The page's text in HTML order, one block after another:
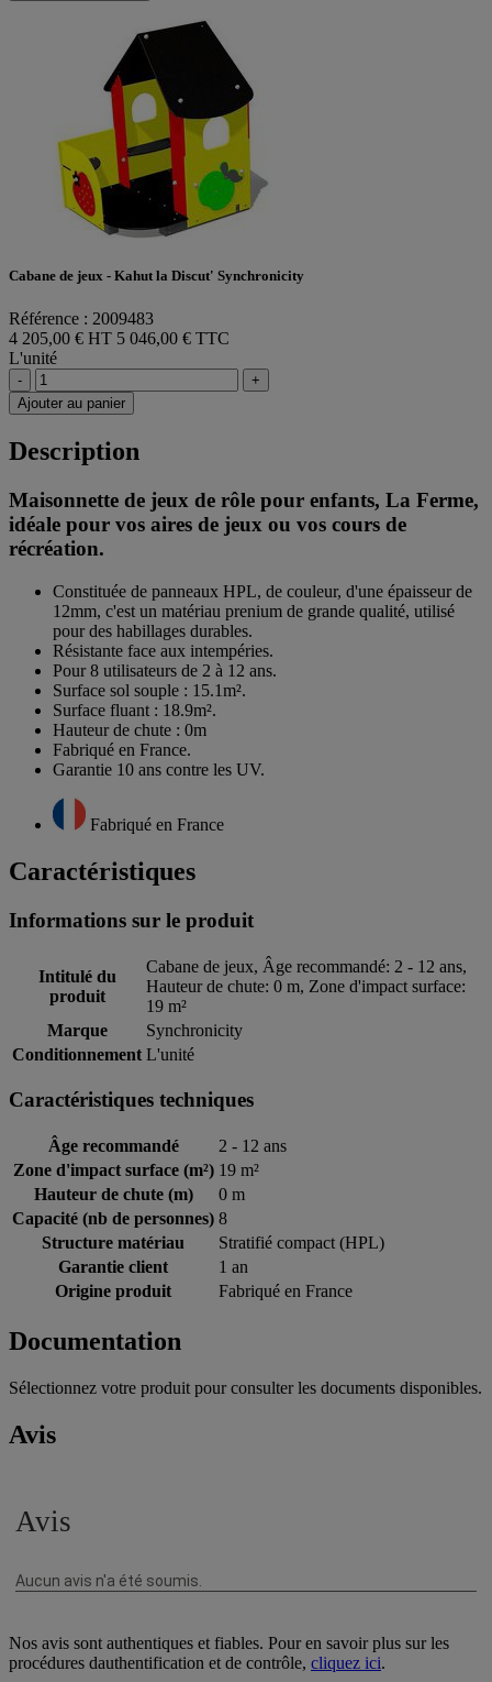
Cabane de jeux - Kahut la Discut' Synchronicity
Référence : 2009483
4 205,00 € HT 5 046,00 € TTC
L'unité
-
+
Ajouter au panier
Description
Maisonnette de jeux de rôle pour enfants, La Ferme,
idéale pour vos aires de jeux ou vos cours de
récréation.
Constituée de panneaux HPL, de couleur, d'une épaisseur de
12mm, c'est un matériau prenium de grande qualité, utilisé
pour des habillages durables.
Résistante face aux intempéries.
Pour 8 utilisateurs de 2 à 12 ans.
Surface sol souple : 15.1m².
Surface fluant : 18.9m².
Hauteur de chute : 0m
Fabriqué en France.
Garantie 10 ans contre les UV.
Fabriqué en France
Caractéristiques
Informations sur le produit
Intitulé du
produit
Cabane de jeux, Âge recommandé: 2 - 12 ans,
Hauteur de chute: 0 m, Zone d'impact surface:
19 m²
Marque
Synchronicity
Conditionnement L'unité
Caractéristiques techniques
Âge recommandé
2 - 12 ans
Zone d'impact surface (m²) 19 m²
Hauteur de chute (m)
0 m
Capacité (nb de personnes) 8
Structure matériau
Stratifié compact (HPL)
Garantie client
1 an
Origine produit
Fabriqué en France
Documentation
Sélectionnez votre produit pour consulter les documents disponibles.
Avis
Nos avis sont authentiques et fiables. Pour en savoir plus sur les
procédures dauthentification et de contrôle, cliquez ici.